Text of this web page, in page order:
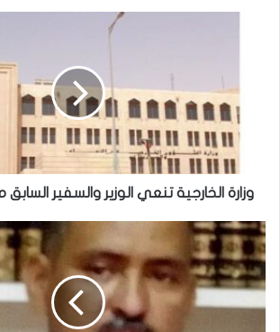
وزير العدل يترأس مراسم تبادل المهام
السابق والنقيب المنتخب للهيئة
وزارة الخارجية تنعي الوزير والسفير